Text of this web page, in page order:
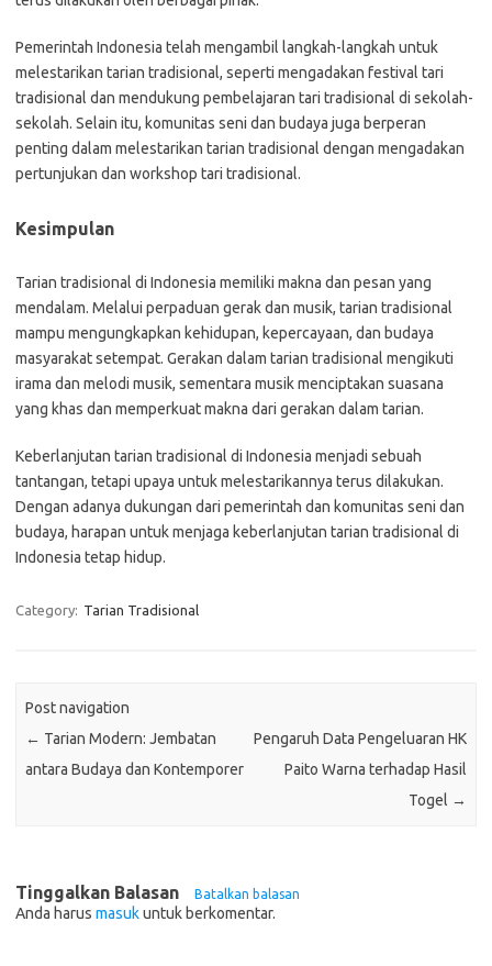
Pemerintah Indonesia telah mengambil langkah-langkah untuk
melestarikan tarian tradisional, seperti mengadakan festival tari
tradisional dan mendukung pembelajaran tari tradisional di sekolah-
sekolah. Selain itu, komunitas seni dan budaya juga berperan
penting dalam melestarikan tarian tradisional dengan mengadakan
pertunjukan dan workshop tari tradisional.
Kesimpulan
Tarian tradisional di Indonesia memiliki makna dan pesan yang
mendalam. Melalui perpaduan gerak dan musik, tarian tradisional
mampu mengungkapkan kehidupan, kepercayaan, dan budaya
masyarakat setempat. Gerakan dalam tarian tradisional mengikuti
irama dan melodi musik, sementara musik menciptakan suasana
yang khas dan memperkuat makna dari gerakan dalam tarian.
Keberlanjutan tarian tradisional di Indonesia menjadi sebuah
tantangan, tetapi upaya untuk melestarikannya terus dilakukan.
Dengan adanya dukungan dari pemerintah dan komunitas seni dan
budaya, harapan untuk menjaga keberlanjutan tarian tradisional di
Indonesia tetap hidup.
Category: Tarian Tradisional
Post navigation
← Tarian Modern: Jembatan
antara Budaya dan Kontemporer
Pengaruh Data Pengeluaran HK
Paito Warna terhadap Hasil
Togel →
Tinggalkan Balasan Batalkan balasan
Anda harus masukuntuk berkomentar.